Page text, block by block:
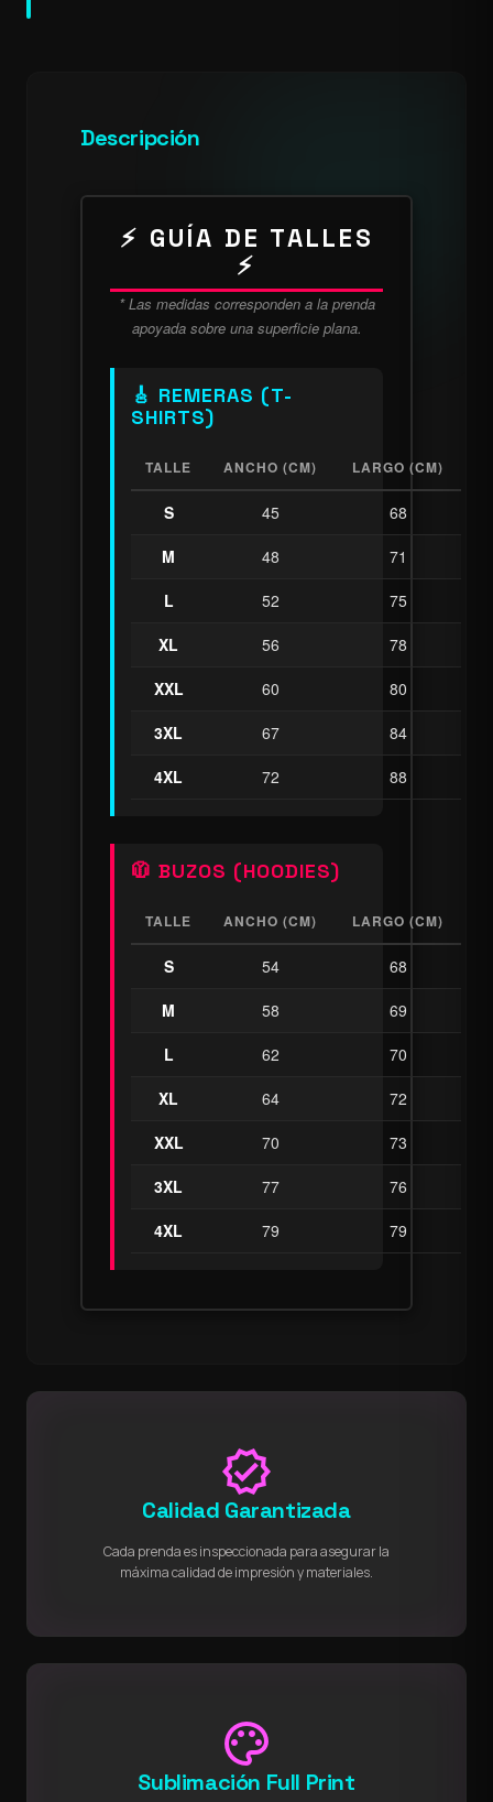
Descripción
⚡ GUÍA DE TALLES
⚡
* Las medidas corresponden a la prenda
apoyada sobre una superficie plana.
🎸 REMERAS (T-
SHIRTS)
TALLE ANCHO (CM) LARGO (CM)
S 45
68
M
48
71
L
52
75
XL
56
78
XXL
60
80
3XL
67
84
4XL
72 88
🧥 BUZOS (HOODIES)
TALLE ANCHO (CM) LARGO (CM)
S 54
68
M
58
69
L
62
70
XL
64
72
XXL
70
73
3XL
77
76
4XL
79 79
verified
Calidad Garantizada
Cada prenda es inspeccionada para asegurar la
máxima calidad de impresión y materiales.
palette
Sublimación Full Print